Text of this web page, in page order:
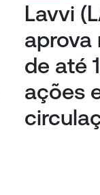
Lavvi
aprova
de até
ações